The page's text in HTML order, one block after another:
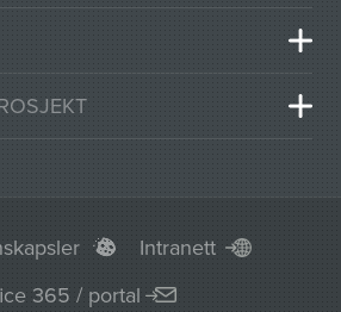
Intranett
365 / portal